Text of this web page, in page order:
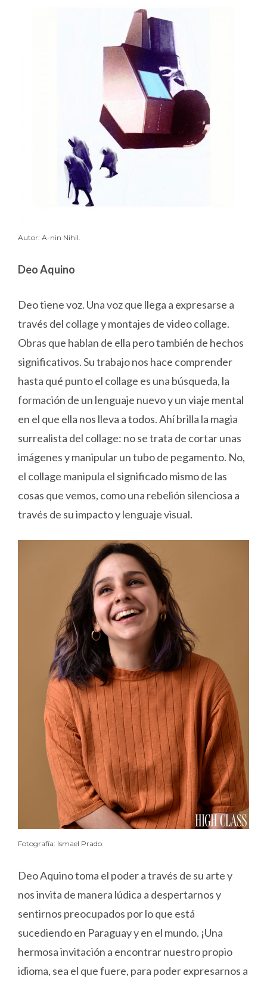
Autor: A-nin Nihil.
Deo Aquino
Deo tiene voz. Una voz que llega a expresarse a
través del collage y montajes de video collage.
Obras que hablan de ella pero también de hechos
significativos. Su trabajo nos hace comprender
hasta qué punto el collage es una búsqueda, la
formación de un lenguaje nuevo y un viaje mental
en el que ella nos lleva a todos. Ahí brilla la magia
surrealista del collage: no se trata de cortar unas
imágenes y manipular un tubo de pegamento. No,
el collage manipula el significado mismo de las
cosas que vemos, como una rebelión silenciosa a
través de su impacto y lenguaje visual.
Fotografía: Ismael Prado.
Deo Aquino toma el poder a través de su arte y
nos invita de manera lúdica a despertarnos y
sentirnos preocupados por lo que está
sucediendo en Paraguay y en el mundo. ¡Una
hermosa invitación a encontrar nuestro propio
idioma, sea el que fuere, para poder expresarnos a